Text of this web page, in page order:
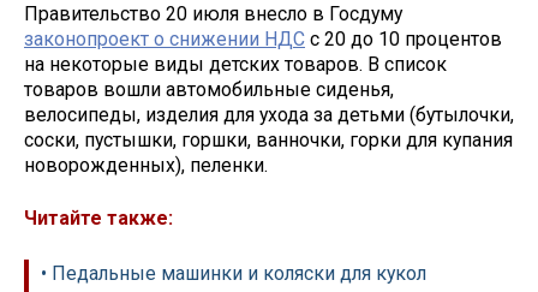
Правительство 20 июля внесло в Госдуму
законопроект о снижении НДС с 20 до 10 процентов
на некоторые виды детских товаров. В список
товаров вошли автомобильные сиденья,
велосипеды, изделия для ухода за детьми (бутылочки,
соски, пустышки, горшки, ванночки, горки для купания
новорожденных), пеленки.
Читайте также:
• Педальные машинки и коляски для кукол